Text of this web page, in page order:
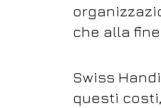
che alla
Swiss
questi